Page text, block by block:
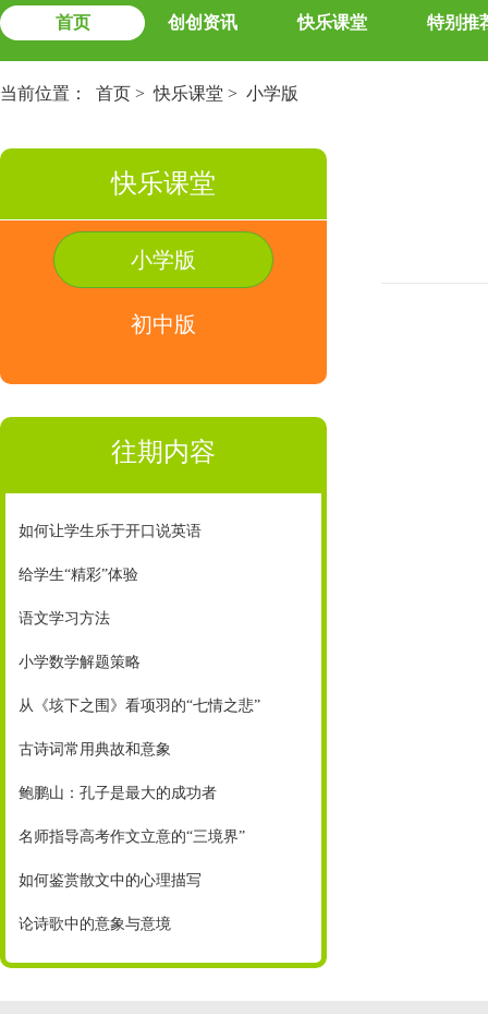
首页 创创资讯 快乐课堂 特别推
当前位置： 首页 >快乐课堂 > 小学版
快乐课堂
小学版
初中版
往期内容
如何让学生乐于开口说英语
给学生“精彩”体验
语文学习方法
小学数学解题策略
从《垓下之围》看项羽的“七情之悲”
古诗词常用典故和意象
鲍鹏山：孔子是最大的成功者
名师指导高考作文立意的“三境界”
如何鉴赏散文中的心理描写
论诗歌中的意象与意境